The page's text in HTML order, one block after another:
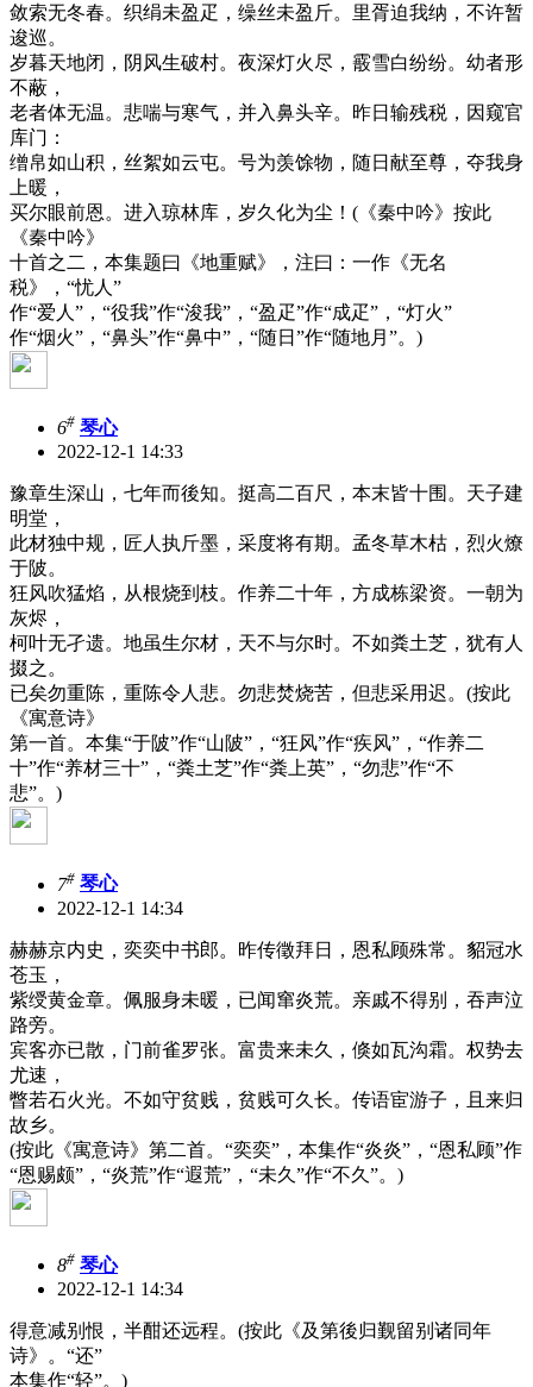
敛索无冬春。织绢未盈疋，缲丝未盈斤。里胥迫我纳，不许暂
逡巡。
岁暮天地闭，阴风生破村。夜深灯火尽，霰雪白纷纷。幼者形
不蔽，
老者体无温。悲喘与寒气，并入鼻头辛。昨日输残税，因窥官
库门：
缯帛如山积，丝絮如云屯。号为羡馀物，随日献至尊，夺我身
上暖，
买尔眼前恩。进入琼林库，岁久化为尘！(《秦中吟》按此
《秦中吟》
十首之二，本集题曰《地重赋》，注曰：一作《无名
税》，“忧人”
作“爱人”，“役我”作“浚我”，“盈疋”作“成疋”，“灯火”
作“烟火”，“鼻头”作“鼻中”，“随日”作“随地月”。)
6# 琴心
2022-12-1 14:33
豫章生深山，七年而後知。挺高二百尺，本末皆十围。天子建
明堂，
此材独中规，匠人执斤墨，采度将有期。孟冬草木枯，烈火燎
于陂。
狂风吹猛焰，从根烧到枝。作养二十年，方成栋梁资。一朝为
灰烬，
柯叶无孑遗。地虽生尔材，天不与尔时。不如粪土芝，犹有人
掇之。
已矣勿重陈，重陈令人悲。勿悲焚烧苦，但悲采用迟。(按此
《寓意诗》
第一首。本集“于陂”作“山陂”，“狂风”作“疾风”，“作养二
十”作“养材三十”，“粪土芝”作“粪上英”，“勿悲”作“不
悲”。)
7# 琴心
2022-12-1 14:34
赫赫京内史，奕奕中书郎。昨传徵拜日，恩私顾殊常。貂冠水
苍玉，
紫绶黄金章。佩服身未暖，已闻窜炎荒。亲戚不得别，吞声泣
路旁。
宾客亦已散，门前雀罗张。富贵来未久，倏如瓦沟霜。权势去
尤速，
瞥若石火光。不如守贫贱，贫贱可久长。传语宦游子，且来归
故乡。
(按此《寓意诗》第二首。“奕奕”，本集作“炎炎”，“恩私顾”作
“恩赐颇”，“炎荒”作“遐荒”，“未久”作“不久”。)
8# 琴心
2022-12-1 14:34
得意减别恨，半酣还远程。(按此《及第後归觐留别诸同年
诗》。“还”
本集作“轻”。)